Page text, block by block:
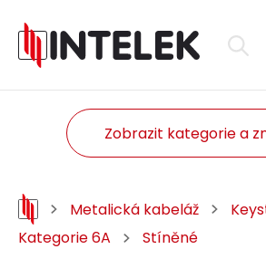
Zobrazit kategorie a
Metalická kabeláž
Kategorie 6A
Stíněné